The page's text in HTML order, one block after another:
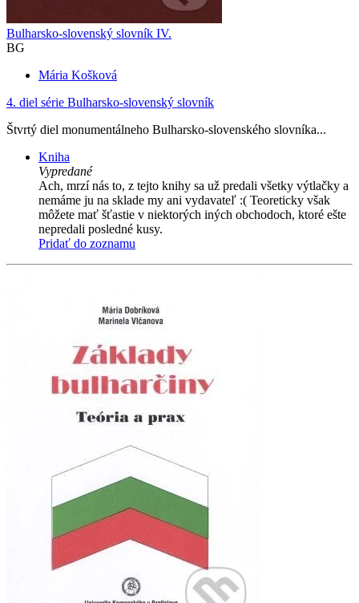
Bulharsko-slovenský slovník IV.
BG
Mária Košková
4. diel série Bulharsko-slovenský slovník
Štvrtý diel monumentálneho Bulharsko-slovenského slovníka...
Kniha
Vypredané
Ach, mrzí nás to, z tejto knihy sa už predali všetky výtlačky a
nemáme ju na sklade my ani vydavateľ :( Teoreticky však
môžete mať šťastie v niektorých iných obchodoch, ktoré ešte
nepredali posledné kusy.
Pridať do zoznamu